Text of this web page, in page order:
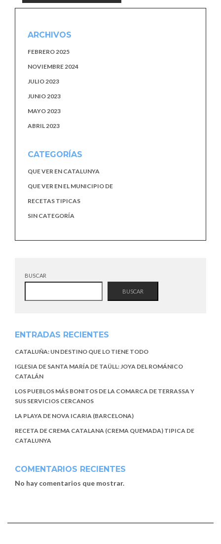
ARCHIVOS
FEBRERO 2025
NOVIEMBRE 2024
JULIO 2023
JUNIO 2023
MAYO 2023
ABRIL 2023
CATEGORÍAS
QUE VER EN CATALUNYA
QUE VER EN EL MUNICIPIO DE
RECETAS TIPICAS
SIN CATEGORÍA
BUSCAR
BUSCAR
ENTRADAS RECIENTES
CATALUÑA: UN DESTINO QUE LO TIENE TODO
IGLESIA DE SANTA MARÍA DE TAÜLL: JOYA DEL ROMÁNICO
CATALÁN
LOS PUEBLOS MÁS BONITOS DE LA COMARCA DE TERRASSA Y
SUS SERVICIOS CERCANOS
LA PLAYA DE NOVA ICARIA (BARCELONA)
RECETA DE CREMA CATALANA (CREMA QUEMADA) TIPICA DE
CATALUNYA
COMENTARIOS RECIENTES
No hay comentarios que mostrar.